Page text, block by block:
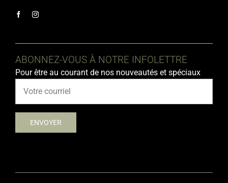
ABONNEZ-VOUS À NOTRE INFOLETTRE
Pour être au courant de nos nouveautés et spéciaux